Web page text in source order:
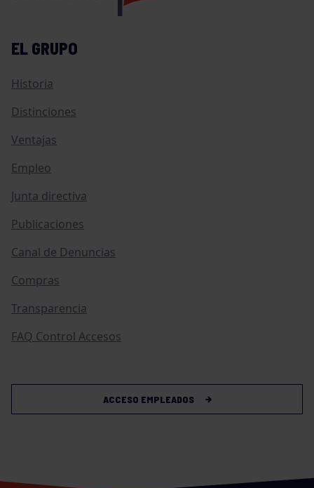
EL GRUPO
Historia
Distinciones
Ventajas
Empleo
Junta directiva
Publicaciones
Canal de Denuncias
Compras
Transparencia
FAQ Control Accesos
ACCESO EMPLEADOS